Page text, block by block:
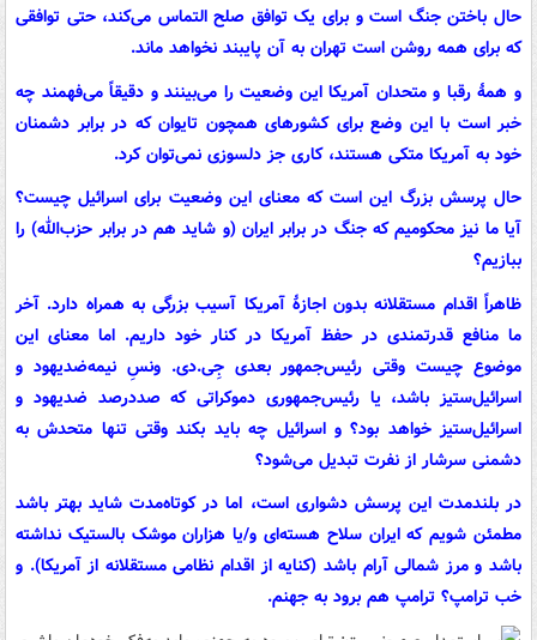
حال باختن جنگ است و برای یک توافق صلح التماس می‌کند، حتی توافقی
که برای همه روشن است تهران به آن پایبند نخواهد ماند.
و همهٔ رقبا و متحدان آمریکا این وضعیت را می‌بینند و دقیقاً می‌فهمند چه
خبر است با این وضع برای کشورهای همچون تایوان که در برابر دشمنان
خود به آمریکا متکی هستند، کاری جز دلسوزی نمی‌توان کرد.
حال پرسش بزرگ این است که معنای این وضعیت برای اسرائیل چیست؟
آیا ما نیز محکومیم که جنگ در برابر ایران (و شاید هم در برابر حزب‌الله) را
ببازیم؟
ظاهراً اقدام مستقلانه بدون اجازهٔ آمریکا آسیب بزرگی به همراه دارد. آخر
ما منافع قدرتمندی در حفظ آمریکا در کنار خود داریم. اما معنای این
موضوع چیست وقتی رئیس‌جمهور بعدی جِی.دی. ونسِ نیمه‌ضدیهود و
اسرائیل‌ستیز باشد، یا رئیس‌جمهوری دموکراتی که صددرصد ضدیهود و
اسرائیل‌ستیز خواهد بود؟ و اسرائیل چه باید بکند وقتی تنها متحدش به
دشمنی سرشار از نفرت تبدیل می‌شود؟
در بلندمدت این پرسش دشواری است، اما در کوتاه‌مدت شاید بهتر باشد
مطمئن شویم که ایران سلاح هسته‌ای و/یا هزاران موشک بالستیک نداشته
باشد و مرز شمالی آرام باشد (کنایه از اقدام نظامی مستقلانه از آمریکا). و
خب ترامپ؟ ترامپ هم برود به جهنم.